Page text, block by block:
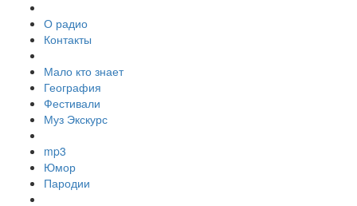
О радио
Контакты
Мало кто знает
География
Фестивали
Муз Экскурс
mp3
Юмор
Пародии